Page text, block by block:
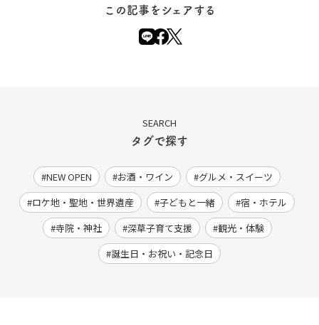
この記事をシェアする
SEARCH
タグで探す
NEW OPEN お酒・ワイン
グルメ・スイーツ
ロケ地・聖地・世界遺産
子どもと一緒
宿・ホテル
寺院・神社
深草子育て支援
観光・体験
誕生日・お祝い・記念日